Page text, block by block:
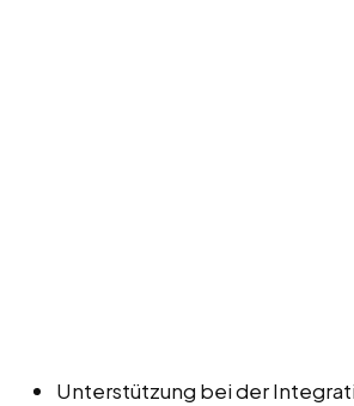
Unterstützung bei der